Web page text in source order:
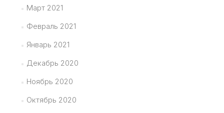
Март 2021
Февраль 2021
Январь 2021
Декабрь 2020
Ноябрь 2020
Октябрь 2020